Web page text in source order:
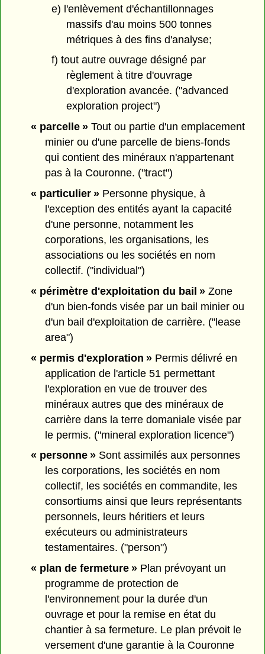
e) l'enlèvement d'échantillonnages
massifs d'au moins 500 tonnes
métriques à des fins d'analyse;
f) tout autre ouvrage désigné par
règlement à titre d'ouvrage
d'exploration avancée. ("advanced
exploration project")
« parcelle »Tout ou partie d'un emplacement
minier ou d'une parcelle de biens-fonds
qui contient des minéraux n'appartenant
pas à la Couronne. ("tract")
« particulier »Personne physique, à
l'exception des entités ayant la capacité
d'une personne, notamment les
corporations, les organisations, les
associations ou les sociétés en nom
collectif. ("individual")
« périmètre d'exploitation du bail »Zone
d'un bien-fonds visée par un bail minier ou
d'un bail d'exploitation de carrière. ("lease
area")
« permis d'exploration »Permis délivré en
application de l'article 51 permettant
l'exploration en vue de trouver des
minéraux autres que des minéraux de
carrière dans la terre domaniale visée par
le permis. ("mineral exploration licence")
« personne »Sont assimilés aux personnes
les corporations, les sociétés en nom
collectif, les sociétés en commandite, les
consortiums ainsi que leurs représentants
personnels, leurs héritiers et leurs
exécuteurs ou administrateurs
testamentaires. ("person")
« plan de fermeture »Plan prévoyant un
programme de protection de
l'environnement pour la durée d'un
ouvrage et pour la remise en état du
chantier à sa fermeture. Le plan prévoit le
versement d'une garantie à la Couronne